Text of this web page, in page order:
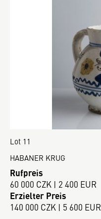
Lot 11
HABANER KRUG
Rufpreis
60 000 CZK | 2 400 EUR
Erzielter Preis
140 000 CZK | 5 600 EUR